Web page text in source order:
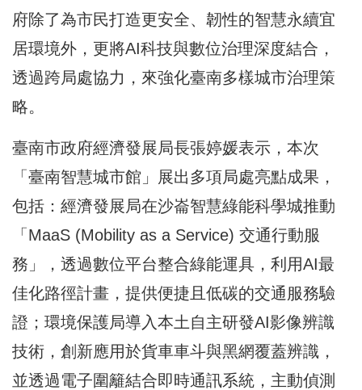
府除了為市民打造更安全、韌性的智慧永續宜
居環境外，更將AI科技與數位治理深度結合，
透過跨局處協力，來強化臺南多樣城市治理策
略。
臺南市政府經濟發展局長張婷媛表示，本次
「臺南智慧城市館」展出多項局處亮點成果，
包括：經濟發展局在沙崙智慧綠能科學城推動
「MaaS (Mobility as a Service) 交通行動服
務」，透過數位平台整合綠能運具，利用AI最
佳化路徑計畫，提供便捷且低碳的交通服務驗
證；環境保護局導入本土自主研發AI影像辨識
技術，創新應用於貨車車斗與黑網覆蓋辨識，
並透過電子圍籬結合即時通訊系統，主動偵測